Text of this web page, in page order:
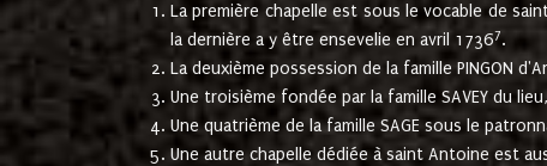
La première chapelle est sous le vocable de
la dernière a y être ensevelie en avril 17367.
La deuxième possession de la famille PINGON
Une troisième fondée par la famille SAVEY du
Une quatrième de la famille SAGE sous le
Une autre chapelle dédiée à saint Antoine est